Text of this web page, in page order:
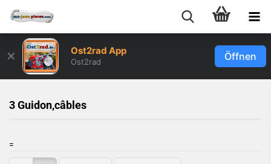
✕ Ost2rad App
Ost2rad Öffnen
3 Guidon,câbles
=